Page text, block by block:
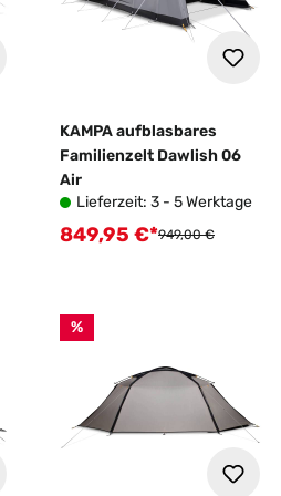
KAMPA aufblasbares
Familienzelt Dawlish 06
Air
Lieferzeit: 3 - 5 Werktage
Verkaufspreis:
849,95 €*Regulärer Preis:
949,00 €
%